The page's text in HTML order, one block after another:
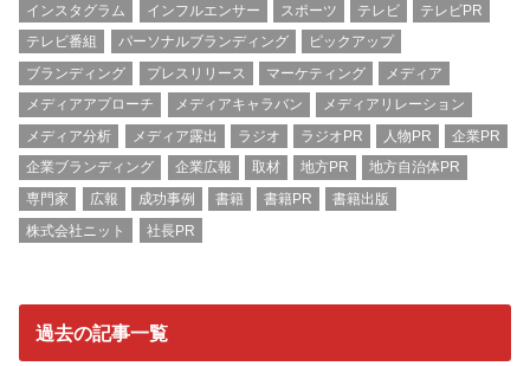
インスタグラム
インフルエンサー スポーツ テレビ
テレビPR
テレビ番組
パーソナルブランディング
ピックアップ
ブランディング
プレスリリース マーケティング
メディア
メディアアプローチ
メディアキャラバン
メディアリレーション
メディア分析
メディア露出 ラジオ ラジオPR 人物PR
企業PR
企業ブランディング
企業広報 取材 地方PR
地方自治体PR
専門家
広報 成功事例 書籍 書籍PR
書籍出版
株式会社ニット
社長PR
過去の記事一覧